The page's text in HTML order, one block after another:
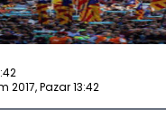
2017, Pazar 13:42